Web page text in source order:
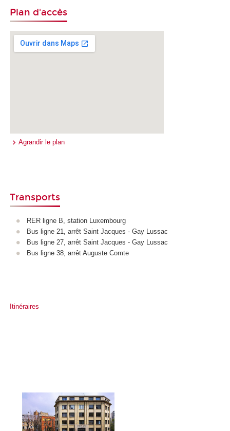
Plan d'accès
Agrandir le plan
Transports
RER ligne B, station Luxembourg
Bus ligne 21, arrêt Saint Jacques - Gay Lussac
Bus ligne 27, arrêt Saint Jacques - Gay Lussac
Bus ligne 38, arrêt Auguste Comte
Itinéraires